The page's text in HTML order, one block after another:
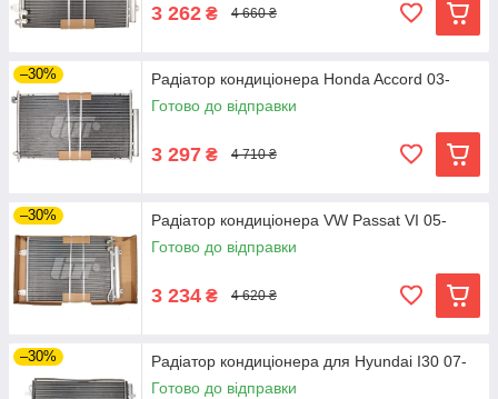
3 262 ₴ 4 660 ₴
–30%
Радіатор кондиціонера Honda Accord 03-
Готово до відправки
3 297 ₴ 4 710 ₴
–30%
Радіатор кондиціонера VW Passat VI 05-
Готово до відправки
3 234 ₴ 4 620 ₴
–30%
Радіатор кондиціонера для Hyundai I30 07-
Готово до відправки